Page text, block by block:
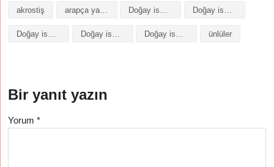
akrostiş arapça yazılışı
Doğay isminin baş harfleriyle şiir Doğay isminin kökeni Doğay isminin numerolojisi ünlüler
Bir yanıt yazın
Yorum*